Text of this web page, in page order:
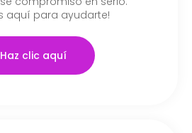
aquí para ayudarte!
Haz clic aquí